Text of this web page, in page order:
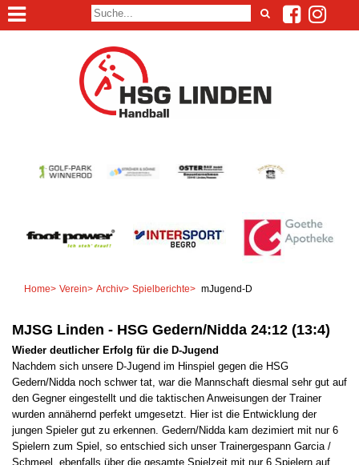
Home> Verein> Archiv> Spielberichte> mJugend-D
MJSG Linden - HSG Gedern/Nidda 24:12 (13:4)
Wieder deutlicher Erfolg für die D-Jugend
Nachdem sich unsere D-Jugend im Hinspiel gegen die HSG
Gedern/Nidda noch schwer tat, war die Mannschaft diesmal sehr gut auf
den Gegner eingestellt und die taktischen Anweisungen der Trainer
wurden annähernd perfekt umgesetzt. Hier ist die Entwicklung der
jungen Spieler gut zu erkennen. Gedern/Nidda kam dezimiert mit nur 6
Spielern zum Spiel, so entschied sich unser Trainergespann Garcia /
Schmeel, ebenfalls über die gesamte Spielzeit mit nur 6 Spielern auf